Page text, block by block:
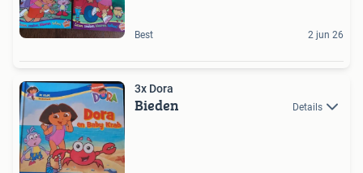
Best 2 jun 26
3x Dora
Bieden Details